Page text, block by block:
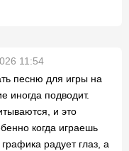
11:54
песню для игры на
иногда подводит.
и это
когда играешь
радует глаз, а